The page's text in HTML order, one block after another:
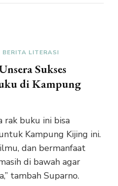
BERITA LITERASI
Sukses
di Kampung
rak buku ini bisa
Kampung Kijing ini.
dan bermanfaat
di bawah agar
tambah Suparno.